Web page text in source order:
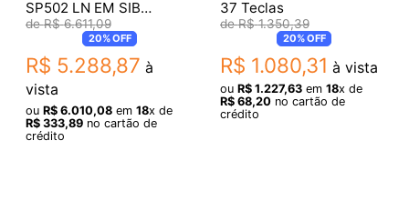
SP502 LN EM SIB
DOURADO COM
R$ 6.611,09
20%OFF
R$ 5.288,87 à
vista
ou R$ 6.010,08em 18x de
R$ 333,89no cartão de
crédito
37 Teclas
R$ 1.350,39
20%OFF
R$ 1.080,31 à vista
ou R$ 1.227,63em 18x de
R$ 68,20no cartão de
crédito